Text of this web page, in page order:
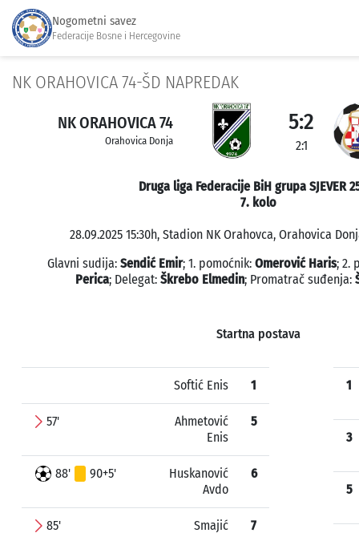
Nogometni savez
Federacije Bosne i Hercegovine
NK ORAHOVICA 74-ŠD NAPREDAK
NK ORAHOVICA 74
Orahovica Donja
5:2
2:1
Druga liga Federacije BiH grupa SJEVER
7. kolo
28.09.2025 15:30h, Stadion NK Orahovca, Orahovica
Glavni sudija: Sendić Emir; 1. pomoćnik: Omerović Haris; 2.
Perica; Delegat: Škrebo Elmedin; Promatrač suđenja:
Startna postava
Softić Enis 1
57'
Ahmetović
Enis
5
88' 90+5'
Huskanović
Avdo
6
85'
Smajić
7
1
3
5